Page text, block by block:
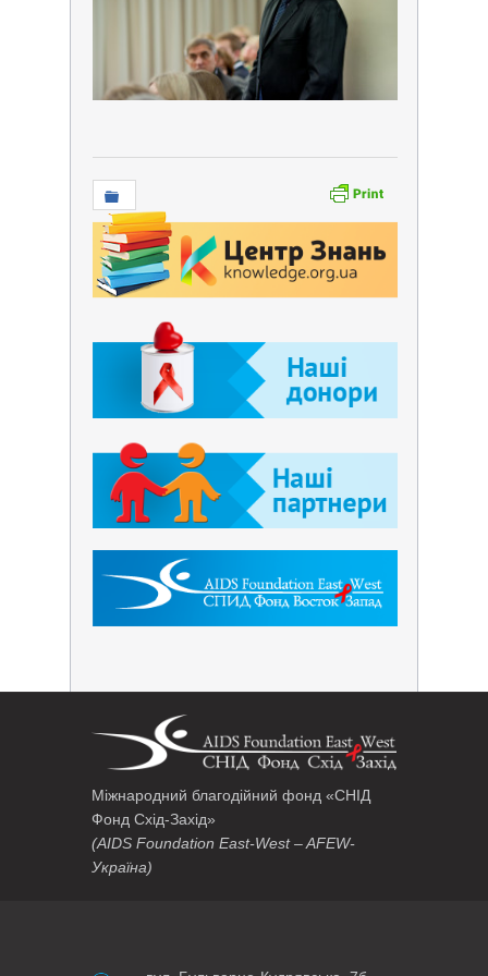
Міжнародний благодійний фонд «СНІД
Фонд Схід-Захід»
(AIDS Foundation East-West – AFEW-
Україна)